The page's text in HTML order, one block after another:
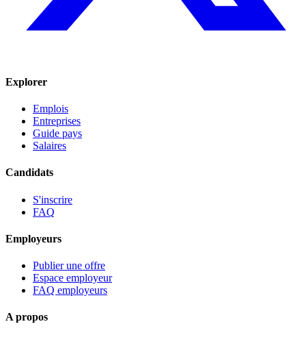
Explorer
Emplois
Entreprises
Guide pays
Salaires
Candidats
S'inscrire
FAQ
Employeurs
Publier une offre
Espace employeur
FAQ employeurs
A propos